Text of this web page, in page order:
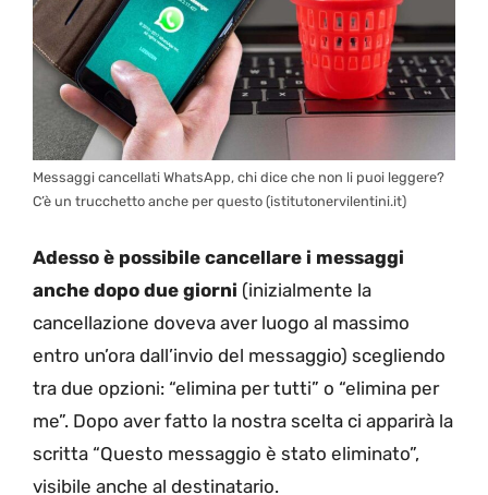
Messaggi cancellati WhatsApp, chi dice che non li puoi leggere?
C’è un trucchetto anche per questo (istitutonervilentini.it)
Adesso è possibile cancellare i messaggi
anche dopo due giorni (inizialmente la
cancellazione doveva aver luogo al massimo
entro un’ora dall’invio del messaggio) scegliendo
tra due opzioni: “elimina per tutti” o “elimina per
me”. Dopo aver fatto la nostra scelta ci apparirà la
scritta “Questo messaggio è stato eliminato”,
visibile anche al destinatario.